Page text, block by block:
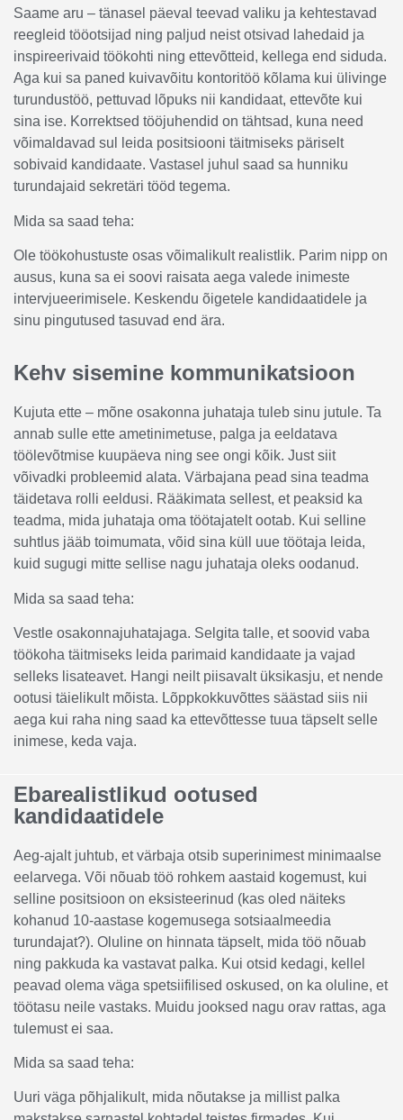
Saame aru – tänasel päeval teevad valiku ja kehtestavad
reegleid tööotsijad ning paljud neist otsivad lahedaid ja
inspireerivaid töökohti ning ettevõtteid, kellega end siduda.
Aga kui sa paned kuivavõitu kontoritöö kõlama kui ülivinge
turundustöö, pettuvad lõpuks nii kandidaat, ettevõte kui
sina ise. Korrektsed tööjuhendid on tähtsad, kuna need
võimaldavad sul leida positsiooni täitmiseks päriselt
sobivaid kandidaate. Vastasel juhul saad sa hunniku
turundajaid sekretäri tööd tegema.
Mida sa saad teha:
Ole töökohustuste osas võimalikult realistlik. Parim nipp on
ausus, kuna sa ei soovi raisata aega valede inimeste
intervjueerimisele. Keskendu õigetele kandidaatidele ja
sinu pingutused tasuvad end ära.
Kehv sisemine kommunikatsioon
Kujuta ette – mõne osakonna juhataja tuleb sinu jutule. Ta
annab sulle ette ametinimetuse, palga ja eeldatava
töölevõtmise kuupäeva ning see ongi kõik. Just siit
võivadki probleemid alata. Värbajana pead sina teadma
täidetava rolli eeldusi. Rääkimata sellest, et peaksid ka
teadma, mida juhataja oma töötajatelt ootab. Kui selline
suhtlus jääb toimumata, võid sina küll uue töötaja leida,
kuid sugugi mitte sellise nagu juhataja oleks oodanud.
Mida sa saad teha:
Vestle osakonnajuhatajaga. Selgita talle, et soovid vaba
töökoha täitmiseks leida parimaid kandidaate ja vajad
selleks lisateavet. Hangi neilt piisavalt üksikasju, et nende
ootusi täielikult mõista. Lõppkokkuvõttes säästad siis nii
aega kui raha ning saad ka ettevõttesse tuua täpselt selle
inimese, keda vaja.
Ebarealistlikud ootused
kandidaatidele
Aeg-ajalt juhtub, et värbaja otsib superinimest minimaalse
eelarvega. Või nõuab töö rohkem aastaid kogemust, kui
selline positsioon on eksisteerinud (kas oled näiteks
kohanud 10-aastase kogemusega sotsiaalmeedia
turundajat?). Oluline on hinnata täpselt, mida töö nõuab
ning pakkuda ka vastavat palka. Kui otsid kedagi, kellel
peavad olema väga spetsiifilised oskused, on ka oluline, et
töötasu neile vastaks. Muidu jooksed nagu orav rattas, aga
tulemust ei saa.
Mida sa saad teha:
Uuri väga põhjalikult, mida nõutakse ja millist palka